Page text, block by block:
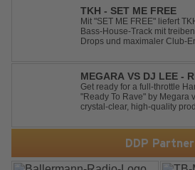
perfectly preserving the...
TKH - SET ME FREE
Mit "SET ME FREE" liefert
Bass-House-Track mit
Drops und maximaler Club-
schraubt. Der Track hat die
MEGARA VS DJ LEE -
Get ready for a full-throttle
"Ready To Rave" by Megara
crystal-clear, high-quality
high-energy melody and
track delivers pure rave
DDP Partner